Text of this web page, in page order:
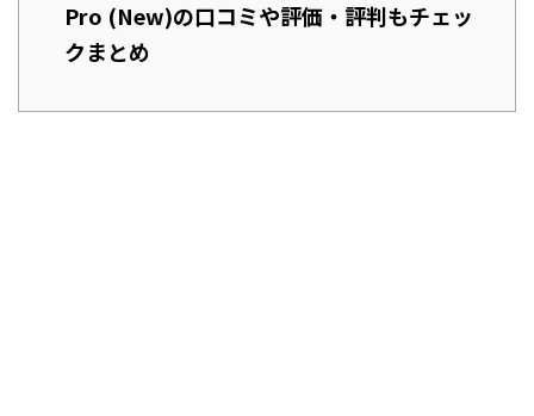
Pro (New)の口コミや評価・評判もチェッ
クまとめ